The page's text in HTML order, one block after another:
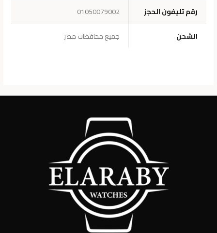
رقم تليفون الحجز
01050079002
الشحن
جميع محافظات مصر